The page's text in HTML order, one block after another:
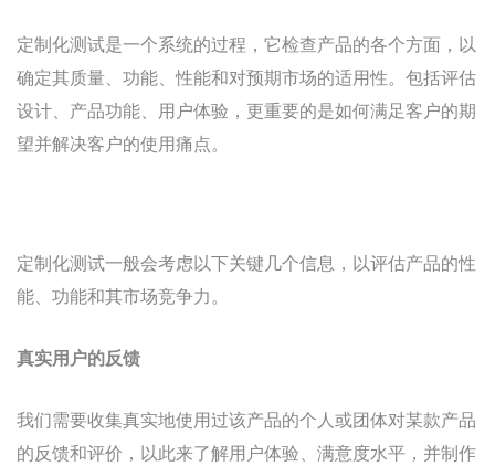
定制化测试是一个系统的过程，它检查产品的各个方面，以
确定其质量、功能、性能和对预期市场的适用性。包括评估
设计、产品功能、用户体验，更重要的是如何满足客户的期
望并解决客户的使用痛点。
定制化测试一般会考虑以下关键几个信息，以评估产品的性
能、功能和其市场竞争力。
真实用户的反馈
我们需要收集真实地使用过该产品的个人或团体对某款产品
的反馈和评价，以此来了解用户体验、满意度水平，并制作